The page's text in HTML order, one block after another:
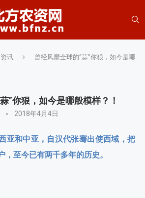
资讯
曾经风靡全球的“蒜”你狠，如今是哪
”你狠，如今是哪般模样？！
2018年4月4日
亚和中亚，自汉代张骞出使西域，把
，至今已有两千多年的历史。